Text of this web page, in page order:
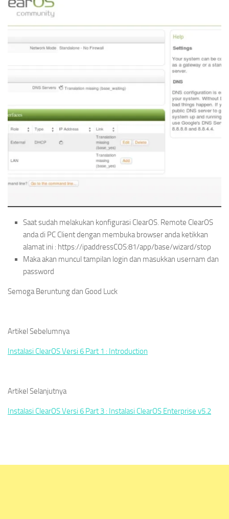
Saat sudah melakukan konfigurasi ClearOS. Remote ClearOS
anda di PC Client dengan membuka browser anda ketikkan
alamat ini : https://ipaddressCOS:81/app/base/wizard/stop
Maka akan muncul tampilan login dan masukkan usernam dan
password
Semoga Beruntung dan Good Luck
Artikel Sebelumnya
Instalasi ClearOS Versi 6 Part 1 : Introduction
Artikel Selanjutnya
Instalasi ClearOS Versi 6 Part 3 : Instalasi ClearOS Enterprise v5.2